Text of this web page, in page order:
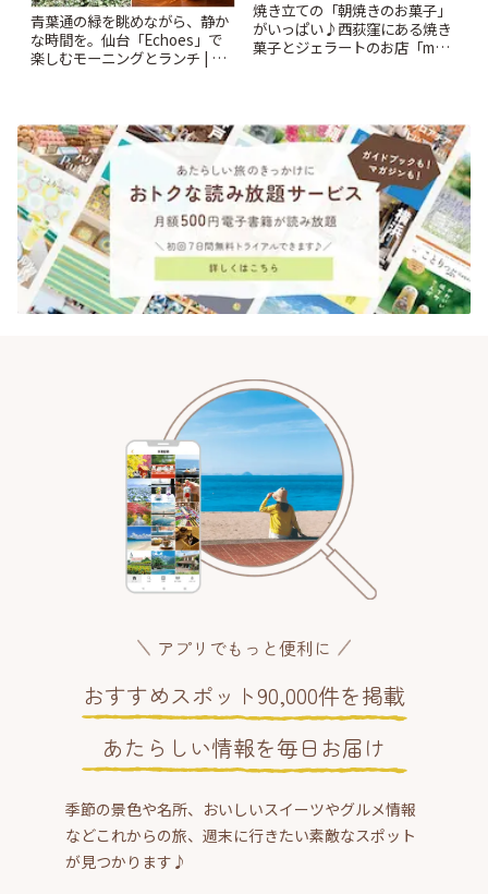
青葉通の緑を眺めながら、静か
な時間を。仙台「Echoes」で
楽しむモーニングとランチ | こ
焼き立ての「朝焼きのお菓子」
がいっぱい♪西荻窪にある焼き
菓子とジェラートのお店「mUni
アプリでもっと便利に
おすすめスポット90,000件を掲載
あたらしい情報を毎日お届け
季節の景色や名所、おいしいスイーツやグルメ情報
などこれからの旅、週末に行きたい素敵なスポット
が見つかります♪